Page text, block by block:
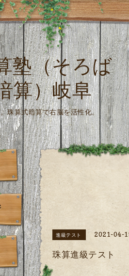
塾（そろば
算）岐阜
す。珠算式暗算で右脳を活性化
進級テスト 2021-04-
珠算進級テスト